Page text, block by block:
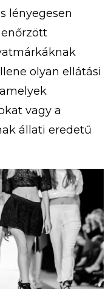
lényegesen
olyan ellátási
vagy a
állati eredetű